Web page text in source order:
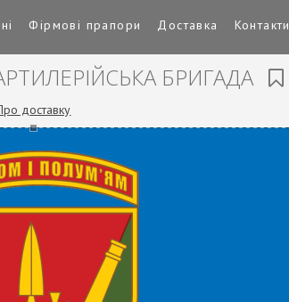
Фірмові прапори Доставка Контакти
БРИГАДА
доставку